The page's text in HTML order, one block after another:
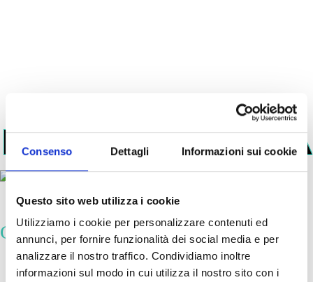
Consenso Dettagli Informazioni sui cookie
Questo sito web utilizza i cookie
Utilizziamo i cookie per personalizzare contenuti ed
annunci, per fornire funzionalità dei social media e per
analizzare il nostro traffico. Condividiamo inoltre
informazioni sul modo in cui utilizza il nostro sito con i
MATERIA PRIMA
Camomilla
Matricaria chamomillaè una pianta erbacea annuale appartenente alla